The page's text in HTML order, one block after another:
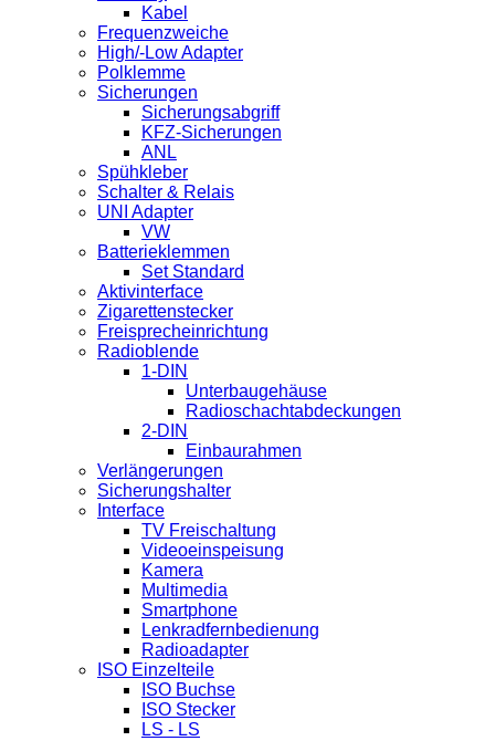
Kabel
Frequenzweiche
High/-Low Adapter
Polklemme
Sicherungen
Sicherungsabgriff
KFZ-Sicherungen
ANL
Spühkleber
Schalter & Relais
UNI Adapter
VW
Batterieklemmen
Set Standard
Aktivinterface
Zigarettenstecker
Freisprecheinrichtung
Radioblende
1-DIN
Unterbaugehäuse
Radioschachtabdeckungen
2-DIN
Einbaurahmen
Verlängerungen
Sicherungshalter
Interface
TV Freischaltung
Videoeinspeisung
Kamera
Multimedia
Smartphone
Lenkradfernbedienung
Radioadapter
ISO Einzelteile
ISO Buchse
ISO Stecker
LS - LS